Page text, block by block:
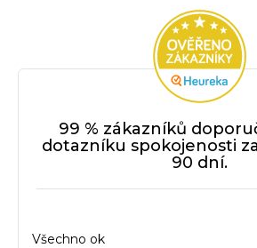
99 % zákazníků
dotazníku spokojenosti
90 dní.
Všechno ok